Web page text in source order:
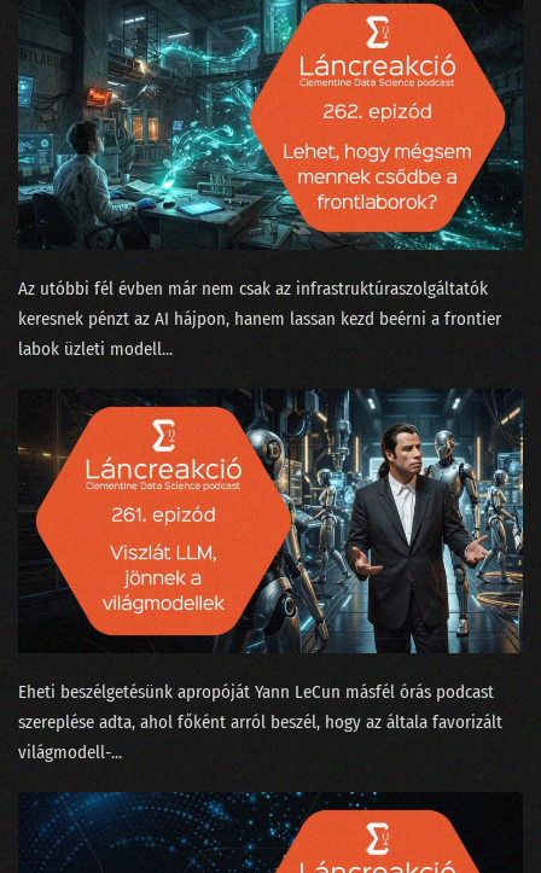
188 - Ludditák a szerverteremben
187 - conTEXT 2024: Lemaradtál?
186 - A hétköznapi problémák MI után sírnak
185 - Politikusok és hekkerek a State of AI második részében
184 - A State of AI tanulmány idén is megéri a pénzét
182 - MI szakértők a szőnyeg legszélén
180 - Az önkiszolgáló kasszáktól a csöves emberi tudatig
179 - Konferenciák édes titkai
178 - Entrópia: a káoszért rimánkodó világ
177 - Ki tanította a ChatGPT-t beszélgetni?
176 - Van-e kilincs a Komplex Rendszerek Tanszékén?
172 - Benzinvér és villanyroller
171 - Karrierváltás a növényi tej hiánya miatt?
Az utóbbi fél évben már nem csak az infrastruktúraszolgáltatók
keresnek pénzt az AI hájpon, hanem lassan kezd beérni a frontier
labok üzleti modell...
Eheti beszélgetésünk apropóját ⁠Yann LeCun⁠ másfél órás ⁠podcast
szereplése⁠ adta, ahol főként arról beszél, hogy az általa favorizált
világmodell-...